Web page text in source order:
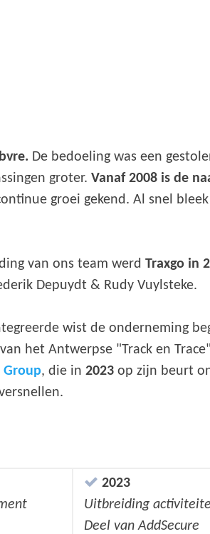
De bedoeling was een
groter.Vanaf 2008 is de
groei gekend. Al snel
van ons team werdTraxgo in
Depuydt & Rudy Vuylsteke.
wist de onderneming
het Antwerpse "Track en
, die in2023 op zijn beurt
2023
Uitbreiding
Deel van AddSecure